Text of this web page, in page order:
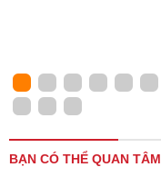
BẠN CÓ THỂ QUAN TÂM